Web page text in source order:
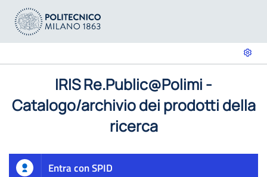
IRIS Re.Public@Polimi -
Catalogo/archivio dei prodotti della
ricerca
Entra con SPID